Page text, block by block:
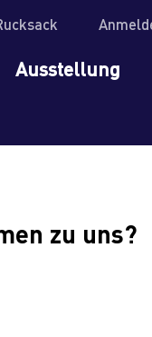
Ausstellung
zu uns?